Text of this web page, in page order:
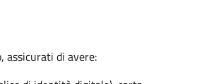
assicurati di avere: